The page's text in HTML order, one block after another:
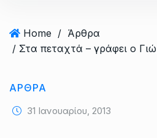
Home / Άρθρα
ΆΡΘΡΑ
31 Ιανουαρίου, 2013